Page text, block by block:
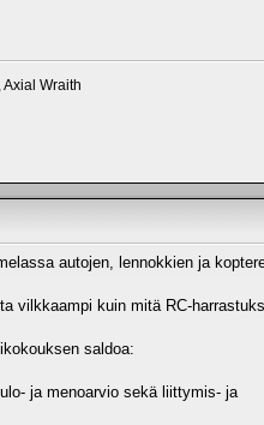
Wraith
autojen, lennokkien ja
vilkkaampi kuin mitä RC-
saldoa:
ja menoarvio sekä liittymis- ja